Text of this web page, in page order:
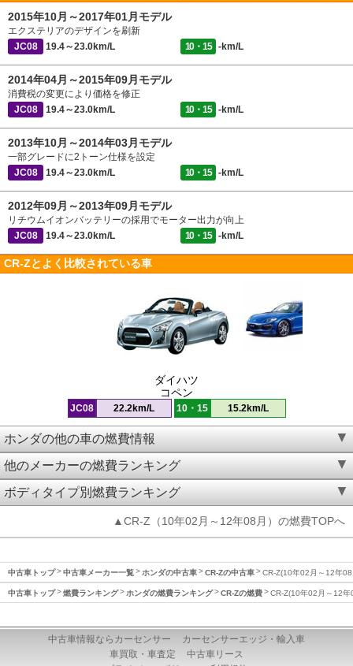
2015年10月～2017年01月モデル
エクステリアのデザインを刷新
JC08
19.4～23.0km/L 10・15 -km/L
2014年04月～2015年09月モデル
消費税の変更により価格を修正
JC08
19.4～23.0km/L 10・15 -km/L
2013年10月～2014年03月モデル
一部グレードに2トーン仕様を設定
JC08
19.4～23.0km/L 10・15 -km/L
2012年09月～2013年09月モデル
リチウムイオンバッテリーの採用でモーター出力が向上
JC08
19.4～23.0km/L 10・15 -km/L
CR-Zとよく比較されている車
ダイハツ
コペン
JC08 22.2km/L 10・15 15.2km/L
ホンダの他の車の燃費情報
他のメーカーの燃費ランキング
ボディタイプ別燃費ランキング
▲CR-Z（10年02月～12年08月）の燃費TOPへ
中古車トップ 中古車メーカー一覧 ホンダの中古車 CR-Zの中古車 CR-Z(10年02月～12年
中古車トップ 燃費ランキング ホンダの燃費ランキング CR-Zの燃費 CR-Z(10年02月～12年
中古車情報ならカーセンサー
カーセンサーエッジ・輸入車
車買取・車査定
中古車リース